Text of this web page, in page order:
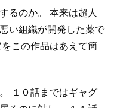
るのか。
本来は超人
い組織が開発した薬で
この作品はあえて簡
１０話まではギャグ